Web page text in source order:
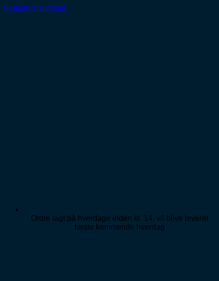
Fortsæt til indhold
Ordre lagt på hverdage inden kl. 14, vil blive leveret
første kommende hverdag